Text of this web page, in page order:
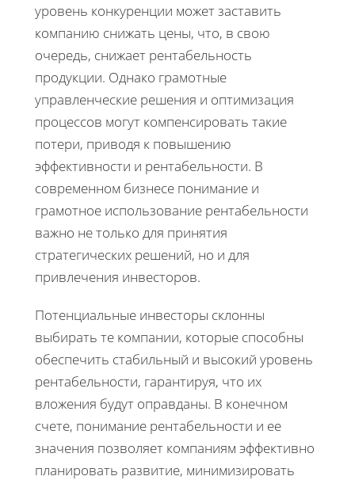
уровень конкуренции может заставить
компанию снижать цены, что, в свою
очередь, снижает рентабельность
продукции. Однако грамотные
управленческие решения и оптимизация
процессов могут компенсировать такие
потери, приводя к повышению
эффективности и рентабельности. В
современном бизнесе понимание и
грамотное использование рентабельности
важно не только для принятия
стратегических решений, но и для
привлечения инвесторов.
Потенциальные инвесторы склонны
выбирать те компании, которые способны
обеспечить стабильный и высокий уровень
рентабельности, гарантируя, что их
вложения будут оправданы. В конечном
счете, понимание рентабельности и ее
значения позволяет компаниям эффективно
планировать развитие, минимизировать